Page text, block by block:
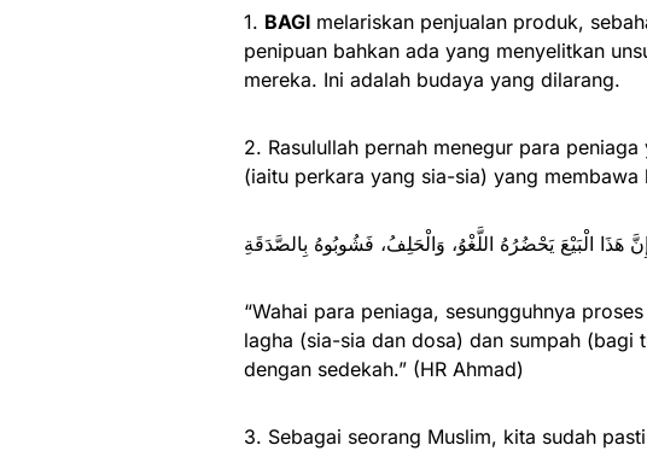
1. BAGI melariskan penjualan produk,
penipuan bahkan ada yang menyelitkan
mereka. Ini adalah budaya yang dilarang.
2. Rasulullah pernah menegur para
(iaitu perkara yang sia-sia) yang membawa
هَذَا الْبَيْعَ يَحْضُرُهُ اللَّغْوُ، وَالْحَلِفُ، فَشُوبُوهُ بِالصَّدَقَةِ
“Wahai para peniaga, sesungguhnya
lagha (sia-sia dan dosa) dan sumpah (bagi
dengan sedekah.” (HR Ahmad)
3. Sebagai seorang Muslim, kita sudah